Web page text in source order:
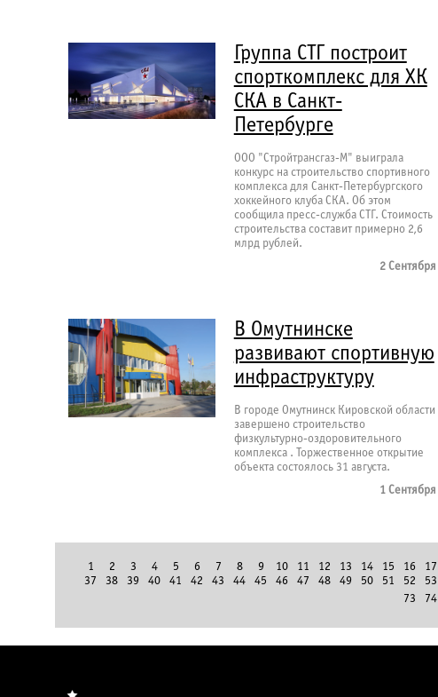
Группа СТГ построит
спорткомплекс для ХК
СКА в Санкт-
Петербурге
ООО "Стройтрансгаз-М" выиграла
конкурс на строительство спортивного
комплекса для Санкт-Петербургского
хоккейного клуба СКА. Об этом
сообщила пресс-служба СТГ. Стоимость
строительства составит примерно 2,6
млрд рублей.
2 Сентября
В Омутнинске
развивают спортивную
инфраструктуру
В городе Омутнинск Кировской области
завершено строительство
физкультурно-оздоровительного
комплекса . Торжественное открытие
объекта состоялось 31 августа.
1 Сентября
1 2 3 4 5 6 7 8 9 10 11 12 13 14 15 16 17
37
38 39 40 41 42 43 44 45 46 47 48 49 50 51 52 53
73
74